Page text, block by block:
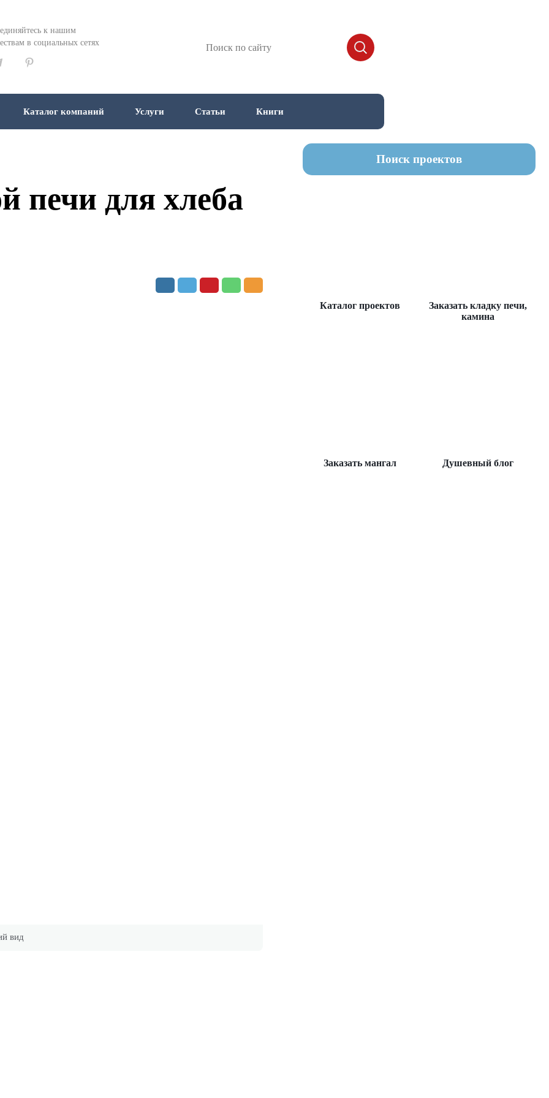
к нашим
в социальных сетях
Каталог компаний Услуги Статьи Книги
печи для хлеба
вид
Поиск проектов
Каталог проектов
Заказать кладку печи,
камина
Заказать мангал Душевный блог